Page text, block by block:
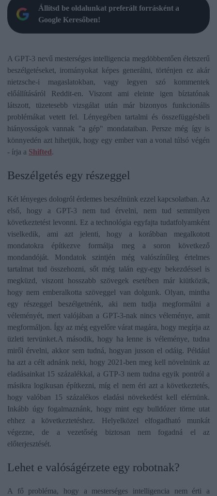
Állítsd be oldalunkat preferált forrásként a
Google Keresőben!
A GPT-3 nevű mesterséges intelligencia megdöbbentően életszerű
beszélgetéseket, irományokat képes generálni, történjen ez akár
nietzsche-i magaslatokban, vagy legyen szó kommentek
előállításáról Reddit-en. Viszont ami eleinte igen bíztatónak
látszott, tüzetesebb vizsgálat után már bizonyos funkcionális
problémákat vetett fel. Lényegében tartalmi és összefüggésbeli
hiányosságok vannak "a gép" mondataiban. Persze még így is
könnyedén azt hihetjük, hogy egy ember van a vonal túlsó végén
- írja a Shifted.
Beszélgetés egy részeggel
Két lényeges dologról érdemes beszélnünk ezzel kapcsolatban. Az
első, hogy a GPT-3 nem tud érvelni, nem tud semmilyen
következtetést levonni. Ez a technológia egyfajta tudatfolyamként
viselkedik, ami azt jelenti, hogy a korábban megalkotott
mondatokra építkezve formálja meg a soron következő
mondandóját. Mondatok szintjén még valószínűleg értelmes
tartalmat tud összehozni, sőt még talán egy-egy bekezdéssel is
megküzd, viszont hosszabb szövegek esetében már kiütközik,
hogy nem emberalkotta szöveggel van dolgunk. Olyan, mintha
egy részeggel beszélgetnénk, aki nem tudja megformálni a
véleményét, mert valójában a GPT-3-nak nincs véleménye, amit
megformáljon. Így az még egyelőre várat magára, hogy megírja az
üzleti tervünket.A második, hogy ha lenne is véleménye, tudna
miről érvelni, akkor sem tudná, hogyan jusson el odáig. Például
ha azt a célt adnánk neki, hogy 2021-ben meg kell növelnünk az
eladásainkat 15 százalékkal, a GTP-3 nem tudna egyik pontról a
másikra logikusan építkezni, míg el nem éri azt a következtetés,
hogy valóban 15 százalékos eladási növekedést kell elérnünk.
Inkább úgy fogalmaznánk, hogy mint egy bulldózer törne utat
ehhez a következtetéshez. Helyelközel elfogadható munkát
végezne, de a vezetőség biztosan nem fogadná el az
előterjesztését.
​Lehet e valóságérzete egy robotnak?
A fő probléma, hogy a mesterséges intelligencia nem érti a